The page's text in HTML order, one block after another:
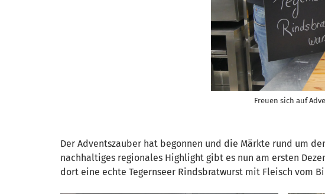
Freuen sich auf
Der Adventszauber hat begonnen und die Märkte rund um
nachhaltiges regionales Highlight gibt es nun am ersten
dort eine echte Tegernseer Rindsbratwurst mit Fleisch vom